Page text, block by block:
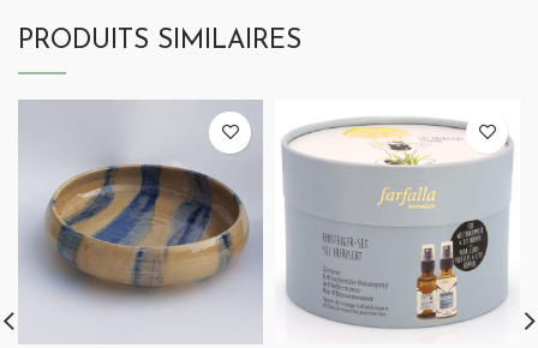
PRODUITS SIMILAIRES